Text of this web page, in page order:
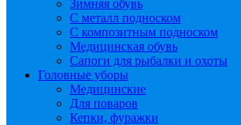
Зимняя обувь
С металл подноском
С композитным подноском
Медицинская обувь
Сапоги для рыбалки и охоты
Головные уборы
Медицинские
Для поваров
Кепки, фуражки